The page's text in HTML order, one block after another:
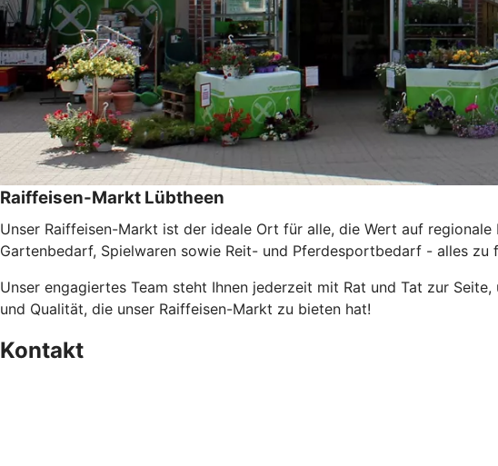
Raiffeisen-Markt Lübtheen
Unser Raiffeisen-Markt ist der ideale Ort für alle, die Wert auf
Gartenbedarf, Spielwaren sowie Reit- und Pferdesportbedarf - alles zu
Unser engagiertes Team steht Ihnen jederzeit mit Rat und Tat zur
und Qualität, die unser Raiffeisen-Markt zu bieten hat!
Kontakt